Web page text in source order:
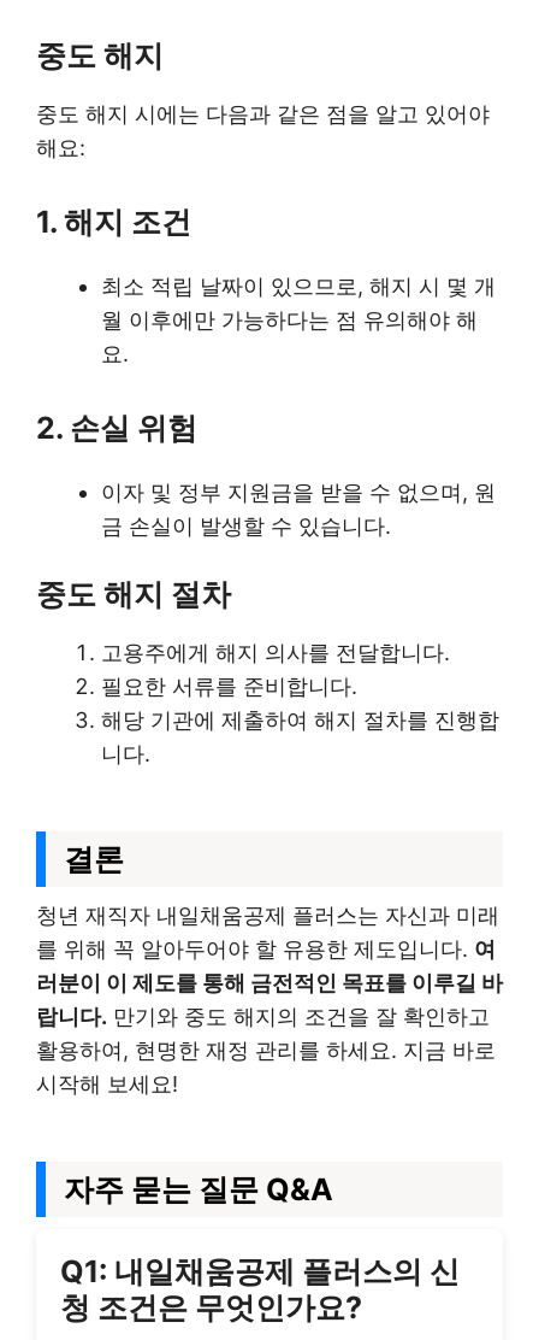
중도 해지
중도 해지 시에는 다음과 같은 점을 알고 있어야
해요:
1. 해지 조건
최소 적립 날짜이 있으므로, 해지 시 몇 개
월 이후에만 가능하다는 점 유의해야 해
요.
2. 손실 위험
이자 및 정부 지원금을 받을 수 없으며, 원
금 손실이 발생할 수 있습니다.
중도 해지 절차
고용주에게 해지 의사를 전달합니다.
필요한 서류를 준비합니다.
해당 기관에 제출하여 해지 절차를 진행합
니다.
결론
청년 재직자 내일채움공제 플러스는 자신과 미래
를 위해 꼭 알아두어야 할 유용한 제도입니다. 여
러분이 이 제도를 통해 금전적인 목표를 이루길 바
랍니다. 만기와 중도 해지의 조건을 잘 확인하고
활용하여, 현명한 재정 관리를 하세요. 지금 바로
시작해 보세요!
자주 묻는 질문 Q&A
Q1: 내일채움공제 플러스의 신
청 조건은 무엇인가요?